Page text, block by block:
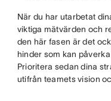
När du har utarbetat
viktiga mätvärden och
den här fasen är det
hinder som kan
Prioritera sedan dina
utifrån teamets vision